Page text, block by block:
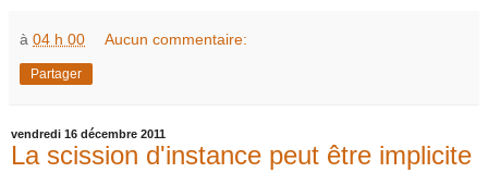
à 04 h 00 Aucun commentaire:
Partager
vendredi 16 décembre 2011
La scission d'instance peut être implicite